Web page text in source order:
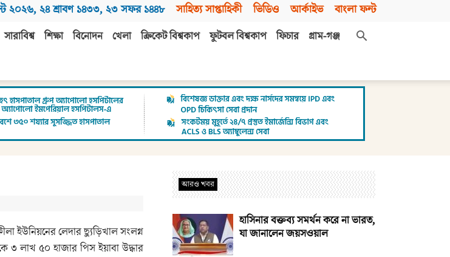
২০২৬, ২৪ শ্রাবণ ১৪৩৩, ২৩ সফর ১৪৪৮ সাহিত্য সাপ্তাহিকী ভিডিও আর্কাইভ বাংলা ফন্ট
সারাবিশ্ব শিক্ষা বিনোদন খেলা ক্রিকেট বিশ্বকাপ ফুটবল বিশ্বকাপ ফিচার
গ্রাম-গঞ্জ
ইউনিয়নের লেদার ছ্যুড়িখাল সংলগ্ন
৩ লাখ ৫০ হাজার পিস ইয়াবা উদ্ধার
আরও খবর
হাসিনার বক্তব্য সমর্থন করে না ভারত,
যা জানালেন জয়সওয়াল